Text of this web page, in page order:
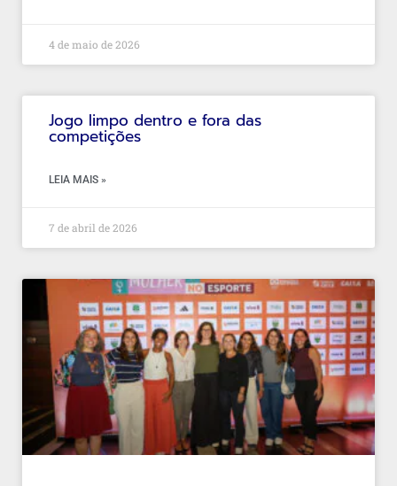
4 de maio de 2026
Jogo limpo dentro e fora das
competições
LEIA MAIS »
7 de abril de 2026